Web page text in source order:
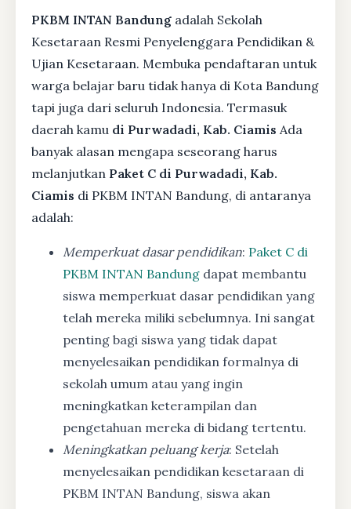
PKBM INTAN Bandung adalah Sekolah
Kesetaraan Resmi Penyelenggara Pendidikan &
Ujian Kesetaraan. Membuka pendaftaran untuk
warga belajar baru tidak hanya di Kota Bandung
tapi juga dari seluruh Indonesia. Termasuk
daerah kamu di Purwadadi, Kab. Ciamis Ada
banyak alasan mengapa seseorang harus
melanjutkan Paket C di Purwadadi, Kab.
Ciamis di PKBM INTAN Bandung, di antaranya
adalah:
Memperkuat dasar pendidikan: Paket C di
PKBM INTAN Bandung dapat membantu
siswa memperkuat dasar pendidikan yang
telah mereka miliki sebelumnya. Ini sangat
penting bagi siswa yang tidak dapat
menyelesaikan pendidikan formalnya di
sekolah umum atau yang ingin
meningkatkan keterampilan dan
pengetahuan mereka di bidang tertentu.
Meningkatkan peluang kerja: Setelah
menyelesaikan pendidikan kesetaraan di
PKBM INTAN Bandung, siswa akan